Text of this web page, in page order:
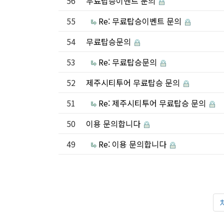
55
Re: 무료탑승이벤트 문의
54
무료탑승문의
53
Re: 무료탑승문의
52
제주시티투어 무료탑승 문의
51
Re: 제주시티투어 무료탑승 문의
50
이용 문의합니다
49
Re: 이용 문의합니다